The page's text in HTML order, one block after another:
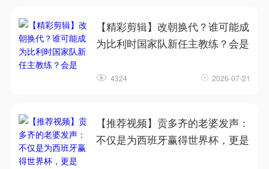
【精彩剪辑】改朝换代？谁可能成
为比利时国家队新任主教练？会是
4324 2026-07-21
【推荐视频】贡多齐的老婆发声：
不仅是为西班牙赢得世界杯，更是